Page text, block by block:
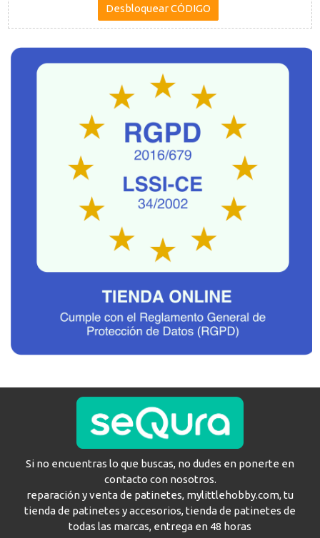
Si no encuentras lo que buscas, no dudes en ponerte en
contacto con nosotros.
reparación y venta de patinetes, mylittlehobby.com, tu
tienda de patinetes y accesorios, tienda de patinetes de
todas las marcas, entrega en 48 horas